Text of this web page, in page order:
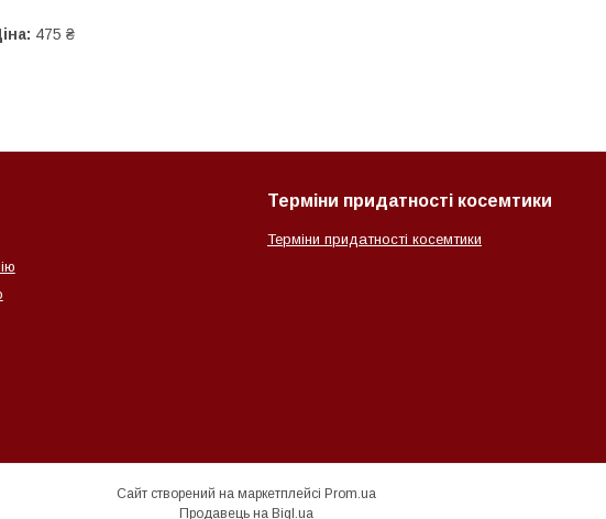
475 ₴
Терміни придатності косемтики
Терміни придатності косемтики
Сайт створений на маркетплейсі Prom.ua
Продавець на Bigl.ua